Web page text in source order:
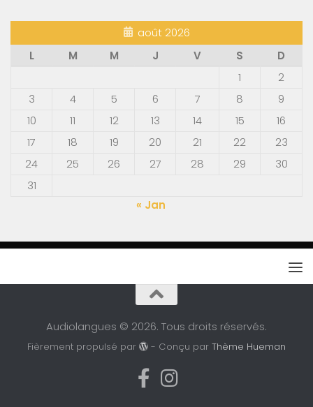
août 2026
L
M M J V S
D
1
2
3
4 5 6 7 8
9
10
11 12 13 14 15
16
17
18 19 20 21 22
23
24
25 26 27 28 29
30
31
« Jan
Audiolangues © 2026. Tous droits réservés.
Fièrement propulsé par - Conçu parThème Hueman